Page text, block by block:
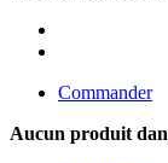
Commander
Aucun produit